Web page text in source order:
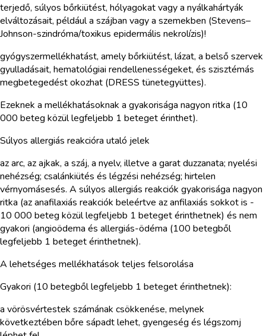
terjedő, súlyos bőrkiütést, hólyagokat vagy a nyálkahártyák
elváltozásait, például a szájban vagy a szemekben (Stevens–
Johnson-szindróma/toxikus epidermális nekrolízis)!
gyógyszermellékhatást, amely bőrkiütést, lázat, a belső szervek
gyulladásait, hematológiai rendellenességeket, és szisztémás
megbetegedést okozhat (DRESS tünetegyüttes).
Ezeknek a mellékhatásoknak a gyakorisága nagyon ritka (10
000 beteg közül legfeljebb 1 beteget érinthet).
Súlyos allergiás reakcióra utaló jelek
az arc, az ajkak, a száj, a nyelv, illetve a garat duzzanata; nyelési
nehézség; csalánkiütés és légzési nehézség; hirtelen
vérnyomásesés. A súlyos allergiás reakciók gyakorisága nagyon
ritka (az anafilaxiás reakciók beleértve az anfilaxiás sokkot is -
10 000 beteg közül legfeljebb 1 beteget érinthetnek) és nem
gyakori (angioödema és allergiás-ödéma (100 betegből
legfeljebb 1 beteget érinthetnek).
A lehetséges mellékhatások teljes felsorolása
Gyakori (10 betegből legfeljebb 1 beteget érinthetnek):
a vörösvértestek számának csökkenése, melynek
következtében bőre sápadt lehet, gyengeség és légszomj